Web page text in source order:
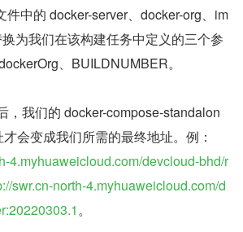
件中的 docker-server、docker-org、im
为我们在该构建任务中定义的三个参
、BUILDNUMBER。
，我们的 docker-compose-standalon
会变成我们所需的最终地址。例：
4.myhuaweicloud.com/devcloud-bhd/r
swr.cn-north-4.myhuaweicloud.com/d
。